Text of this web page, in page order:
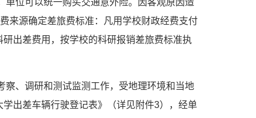
单位可以统一购买交通意外险。因客观原因造
来源确定差旅费标准：凡用学校财政经费支付
出差费用，按学校的科研报销差旅费标准执
察、调研和测试监测工作，受地理环境和当地
出差车辆行驶登记表》（详见附件3），经单